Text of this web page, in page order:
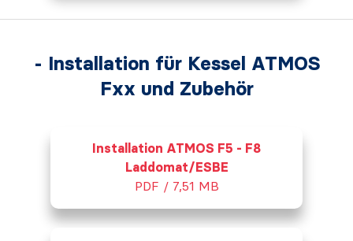
- Installation für Kessel ATMOS
Fxx und Zubehör
Installation ATMOS F5 - F8
Laddomat/ESBE
PDF / 7,51 MB